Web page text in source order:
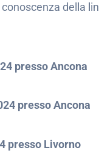
della
presso Ancona
presso Ancona
presso Livorno